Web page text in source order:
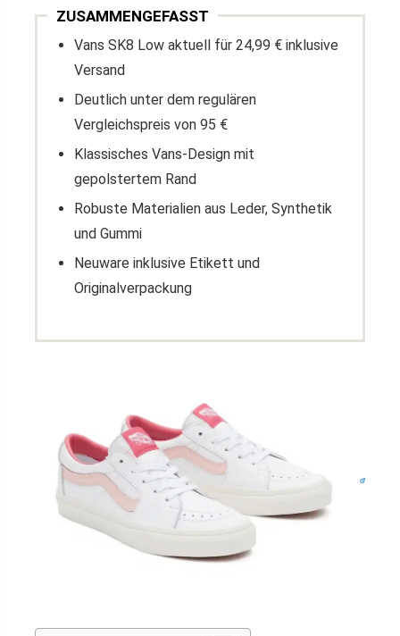
ZUSAMMENGEFASST
Vans SK8 Low aktuell für 24,99 € inklusive
Versand
Deutlich unter dem regulären
Vergleichspreis von 95 €
Klassisches Vans-Design mit
gepolstertem Rand
Robuste Materialien aus Leder, Synthetik
und Gummi
Neuware inklusive Etikett und
Originalverpackung